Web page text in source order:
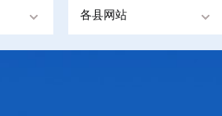
各县网站